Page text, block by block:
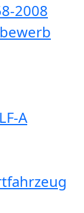
2008
A